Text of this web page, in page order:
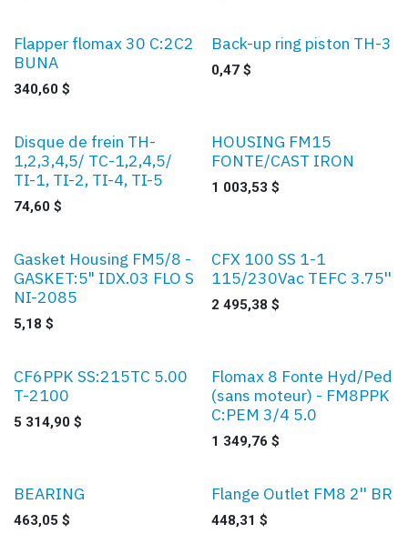
Flapper flomax 30 C:2C2
BUNA
340,60 $
Back-up ring piston TH-3
0,47$
Disque de frein TH-
1,2,3,4,5/ TC-1,2,4,5/
TI-1, TI-2, TI-4, TI-5
74,60 $
HOUSING FM15
FONTE/CAST IRON
1 003,53 $
Gasket Housing FM5/8 -
GASKET:5" IDX.03 FLO S
NI-2085
5,18 $
CFX 100 SS 1-1
115/230Vac TEFC 3.75''
2 495,38 $
CF6PPK SS:215TC 5.00
T-2100
5 314,90 $
Flomax 8 Fonte Hyd/Ped
(sans moteur) - FM8PPK
C:PEM 3/4 5.0
1 349,76 $
BEARING
463,05 $
Flange Outlet FM8 2'' BR
448,31 $